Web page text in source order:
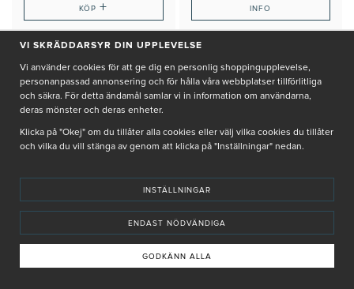
KÖP+ INFO
VI SKRÄDDARSYR DIN UPPLEVELSE
Vi använder cookies för att ge dig en personlig shoppingupplevelse,
personanpassad annonsering och för hålla våra webbplatser tillförlitliga
och säkra. För detta ändamål samlar vi in information om användarna,
deras mönster och deras enheter.
Klicka på "Okej" om du tillåter alla cookies eller välj vilka cookies du tillåter
och vilka du vill stänga av genom att klicka på "Inställningar" nedan.
INSTÄLLNINGAR
ENDAST NÖDVÄNDIGA
GODKÄNN ALLA